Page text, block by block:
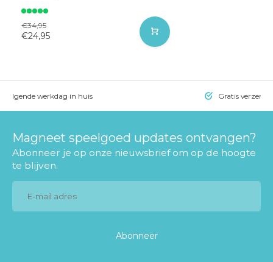
€34,95
€24,95
volgende werkdag in huis Gratis
Magneet speelgoed updates ontvangen?
Abonneer je op onze nieuwsbrief om op de hoogte
te blijven.
Abonneer